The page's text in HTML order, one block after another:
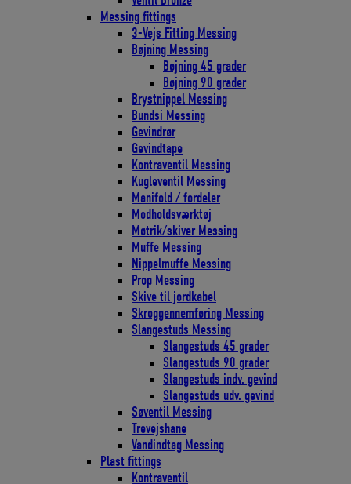
Messing fittings
3-Vejs Fitting Messing
Bøjning Messing
Bøjning 45 grader
Bøjning 90 grader
Brystnippel Messing
Bundsi Messing
Gevindrør
Gevindtape
Kontraventil Messing
Kugleventil Messing
Manifold / fordeler
Modholdsværktøj
Møtrik/skiver Messing
Muffe Messing
Nippelmuffe Messing
Prop Messing
Skive til jordkabel
Skroggennemføring Messing
Slangestuds Messing
Slangestuds 45 grader
Slangestuds 90 grader
Slangestuds indv. gevind
Slangestuds udv. gevind
Søventil Messing
Trevejshane
Vandindtag Messing
Plast fittings
Kontraventil